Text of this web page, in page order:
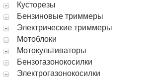
Кусторезы
Бензиновые триммеры
Электрические триммеры
Мотоблоки
Мотокультиваторы
Бензогазонокосилки
Электрогазонокосилки